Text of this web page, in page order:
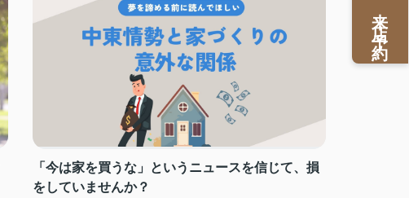
「今は家を買うな」というニュースを信じて、損
をしていませんか？
来店予約